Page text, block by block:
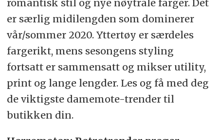
romantisk stil og nye nøytrale farger. Det
er særlig midilengden som dominerer
vår/sommer 2020. Yttertøy er særdeles
fargerikt, mens sesongens styling
fortsatt er sammensatt og mikser utility,
print og lange lengder. Les og få med deg
de viktigste damemote-trender til
butikken din.